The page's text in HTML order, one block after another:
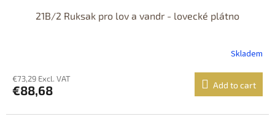
21B/2 Ruksak pro lov a vandr - lovecké plátno
Skladem
€73,29 Excl. VAT
€88,68 Add to cart